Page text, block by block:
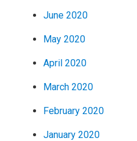
June 2020
May 2020
April 2020
March 2020
February 2020
January 2020